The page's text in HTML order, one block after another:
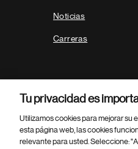
Noticias
Carreras
Parte
© 2026 Novartis AG
Tu privacidad es
Utilizamos cookies para mejorar su
esta página web, las cookies
relevante para usted. Seleccione: